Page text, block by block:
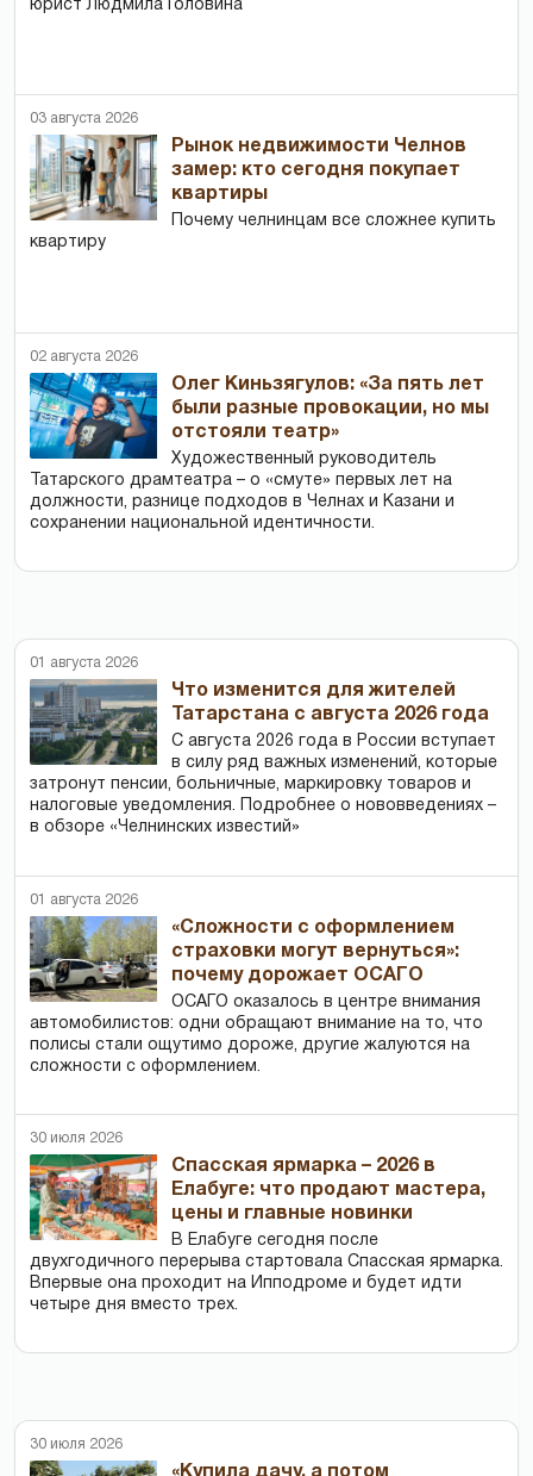
юрист Людмила Головина
03 августа 2026
Рынок недвижимости Челнов
замер: кто сегодня покупает
квартиры
Почему челнинцам все сложнее купить
квартиру
02 августа 2026
Олег Киньзягулов: «За пять лет
были разные провокации, но мы
отстояли театр»
Художественный руководитель
Татарского драмтеатра – о «смуте» первых лет на
должности, разнице подходов в Челнах и Казани и
сохранении национальной идентичности.
01 августа 2026
Что изменится для жителей
Татарстана с августа 2026 года
С августа 2026 года в России вступает
в силу ряд важных изменений, которые
затронут пенсии, больничные, маркировку товаров и
налоговые уведомления. Подробнее о нововведениях –
в обзоре «Челнинских известий»
01 августа 2026
«Сложности с оформлением
страховки могут вернуться»:
почему дорожает ОСАГО
ОСАГО оказалось в центре внимания
автомобилистов: одни обращают внимание на то, что
полисы стали ощутимо дороже, другие жалуются на
сложности с оформлением.
30 июля 2026
Спасская ярмарка – 2026 в
Елабуге: что продают мастера,
цены и главные новинки
В Елабуге сегодня после
двухгодичного перерыва стартовала Спасская ярмарка.
Впервые она проходит на Ипподроме и будет идти
четыре дня вместо трех.
30 июля 2026